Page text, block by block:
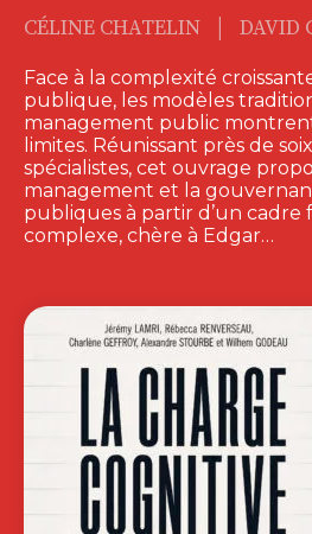
CÉLINE CHATELIN | DAVID
Face à la complexité
publique, les modèles
management public
limites. Réunissant près de
spécialistes, cet ouvrage
management et la
publiques à partir d’un cadre
complexe, chère à Edgar…